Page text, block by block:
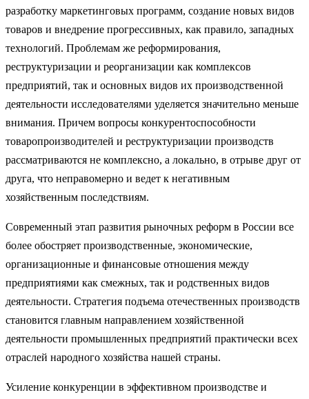
разработку маркетинговых программ, создание новых видов
товаров и внедрение прогрессивных, как правило, западных
технологий. Проблемам же реформирования,
реструктуризации и реорга­низации как комплексов
предприятий, так и основных видов их произ­водственной
деятельности исследователями уделяется значительно меньше
внимания. Причем вопросы конкурентоспособности
товаропро­изводителей и реструктуризации производств
рассматриваются не ком­плексно, а локально, в отрыве друг от
друга, что неправомерно и ведет к негативным
хозяйственным последствиям.
Современный этап развития рыночных реформ в России все
более обостряет производственные, экономические,
организационные и финан­совые отношения между
предприятиями как смежных, так и родственных видов
деятельности. Стратегия подъема отечественных производств
ста­новится главным направлением хозяйственной
деятельности промышлен­ных предприятий практически всех
отраслей народного хозяйства нашей страны.
Усиление конкуренции в эффективном производстве и